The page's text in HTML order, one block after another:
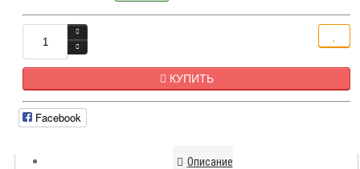
КУПИТЬ
Facebook
Описание